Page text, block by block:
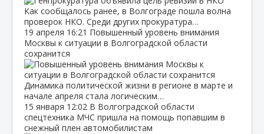
Как сообщалось ранее, в Волгограде пошла волна
проверок НКО. Среди других прокуратура…
19 апреля 16:21 Повышенный уровень внимания
Москвы к ситуации в Волгоградской области
сохранится
Динамика политической жизни в регионе в марте и
начале апреля стала логическим…
15 января 12:02 В Волгоградской области
спецтехника МЧС пришла на помощь попавшим в
снежный плен автомобилистам